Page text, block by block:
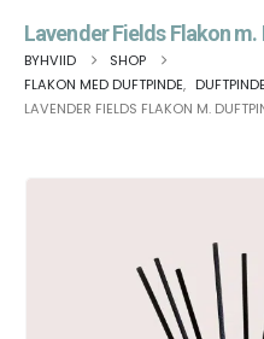
Lavender Fields Flakon
BYHVIID
SHOP
FLAKON MED DUFTPINDE,
LAVENDER FIELDS FLAKON M.